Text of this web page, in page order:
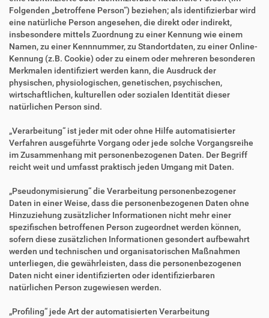
Folgenden „betroffene Person“) beziehen; als identifizierbar wird
eine natürliche Person angesehen, die direkt oder indirekt,
insbesondere mittels Zuordnung zu einer Kennung wie einem
Namen, zu einer Kennnummer, zu Standortdaten, zu einer Online-
Kennung (z.B. Cookie) oder zu einem oder mehreren besonderen
Merkmalen identifiziert werden kann, die Ausdruck der
physischen, physiologischen, genetischen, psychischen,
wirtschaftlichen, kulturellen oder sozialen Identität dieser
natürlichen Person sind.
„Verarbeitung“ ist jeder mit oder ohne Hilfe automatisierter
Verfahren ausgeführte Vorgang oder jede solche Vorgangsreihe
im Zusammenhang mit personenbezogenen Daten. Der Begriff
reicht weit und umfasst praktisch jeden Umgang mit Daten.
„Pseudonymisierung“ die Verarbeitung personenbezogener
Daten in einer Weise, dass die personenbezogenen Daten ohne
Hinzuziehung zusätzlicher Informationen nicht mehr einer
spezifischen betroffenen Person zugeordnet werden können,
sofern diese zusätzlichen Informationen gesondert aufbewahrt
werden und technischen und organisatorischen Maßnahmen
unterliegen, die gewährleisten, dass die personenbezogenen
Daten nicht einer identifizierten oder identifizierbaren
natürlichen Person zugewiesen werden.
„Profiling“ jede Art der automatisierten Verarbeitung